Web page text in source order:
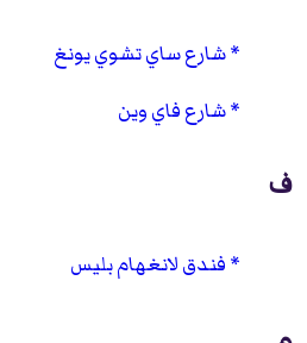
شارع ساي تشوي يونغ
شارع فاي وين
ف
فندق لانغهام بليس